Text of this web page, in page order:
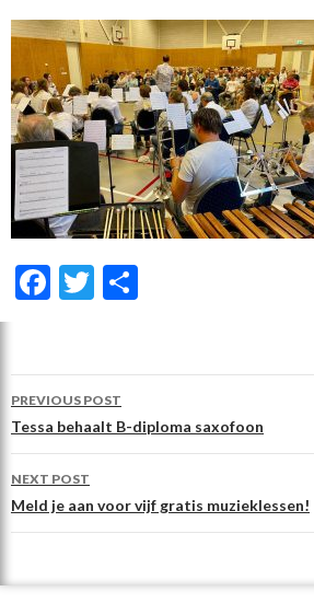
F
b
o
o
k
T
er n
Post
navigation
PREVIOUS POST
Tessa behaalt B-diploma saxofoon
NEXT POST
Meld je aan voor vijf gratis muzieklessen!